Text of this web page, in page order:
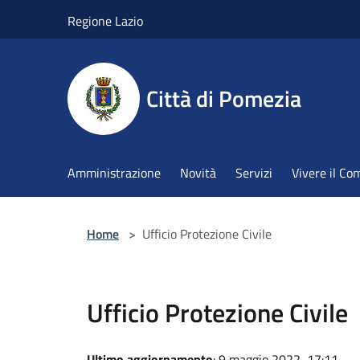
Regione Lazio
Città di Pomezia
Amministrazione Novità Servizi Vivere il
Home > Ufficio Protezione Civile
Ufficio Protezione Civile